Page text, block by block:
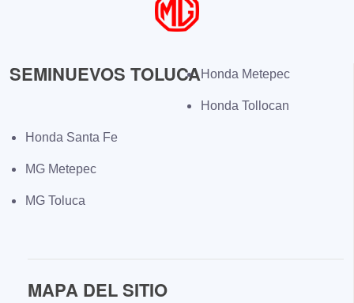
SEMINUEVOS TOLUCAHonda Metepec
Honda Tollocan
Honda Santa Fe
MG Metepec
MG Toluca
MAPA DEL SITIO